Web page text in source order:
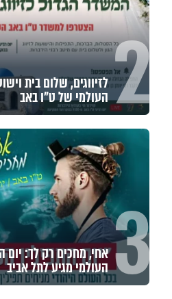
2 לזיווגים, שלום בית
העולמי של ט"ו באב
3 אחי, מחכים רק לך: יום
העולמי מגיע לתל אביב